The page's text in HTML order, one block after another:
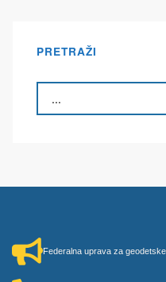
PRETRAŽI
Federalna uprava za